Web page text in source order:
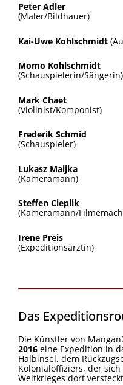
Peter Adler
(Maler/Bildhauer)
Kai-Uwe Kohlschmidt
Momo Kohlschmidt
(Schauspielerin/Sängerin)
Mark Chaet
(Violinist/Komponist)
Frederik Schmid
(Schauspieler)
Lukasz Maijka
(Kameramann)
Steffen Cieplik
(Kameramann/
Irene Preis
(Expeditionsärztin)
Das
Die Künstler von
2016 eine Expedition in
Halbinsel, dem
Kolonialoffiziers, der
Weltkrieges dort